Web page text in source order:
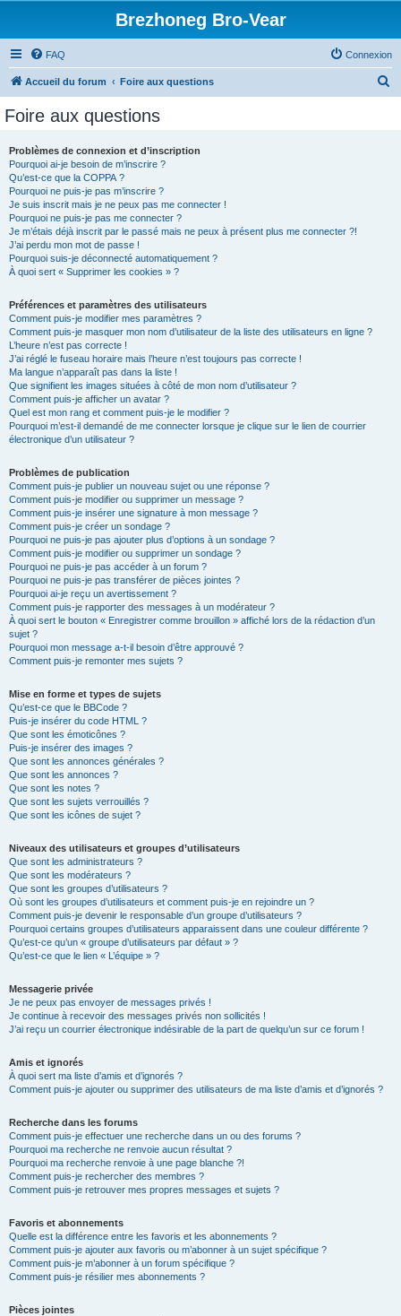
Brezhoneg Bro-Vear
FAQ Connexion
Accueil du forum Foire aux questions
Foire aux questions
Problèmes de connexion et d’inscription
Pourquoi ai-je besoin de m’inscrire ?
Qu’est-ce que la COPPA ?
Pourquoi ne puis-je pas m’inscrire ?
Je suis inscrit mais je ne peux pas me connecter !
Pourquoi ne puis-je pas me connecter ?
Je m’étais déjà inscrit par le passé mais ne peux à présent plus me connecter ?!
J’ai perdu mon mot de passe !
Pourquoi suis-je déconnecté automatiquement ?
À quoi sert « Supprimer les cookies » ?
Préférences et paramètres des utilisateurs
Comment puis-je modifier mes paramètres ?
Comment puis-je masquer mon nom d’utilisateur de la liste des utilisateurs en ligne ?
L’heure n’est pas correcte !
J’ai réglé le fuseau horaire mais l’heure n’est toujours pas correcte !
Ma langue n’apparaît pas dans la liste !
Que signifient les images situées à côté de mon nom d’utilisateur ?
Comment puis-je afficher un avatar ?
Quel est mon rang et comment puis-je le modifier ?
Pourquoi m’est-il demandé de me connecter lorsque je clique sur le lien de courrier
électronique d’un utilisateur ?
Problèmes de publication
Comment puis-je publier un nouveau sujet ou une réponse ?
Comment puis-je modifier ou supprimer un message ?
Comment puis-je insérer une signature à mon message ?
Comment puis-je créer un sondage ?
Pourquoi ne puis-je pas ajouter plus d’options à un sondage ?
Comment puis-je modifier ou supprimer un sondage ?
Pourquoi ne puis-je pas accéder à un forum ?
Pourquoi ne puis-je pas transférer de pièces jointes ?
Pourquoi ai-je reçu un avertissement ?
Comment puis-je rapporter des messages à un modérateur ?
À quoi sert le bouton « Enregistrer comme brouillon » affiché lors de la rédaction d’un
sujet ?
Pourquoi mon message a-t-il besoin d’être approuvé ?
Comment puis-je remonter mes sujets ?
Mise en forme et types de sujets
Qu’est-ce que le BBCode ?
Puis-je insérer du code HTML ?
Que sont les émoticônes ?
Puis-je insérer des images ?
Que sont les annonces générales ?
Que sont les annonces ?
Que sont les notes ?
Que sont les sujets verrouillés ?
Que sont les icônes de sujet ?
Niveaux des utilisateurs et groupes d’utilisateurs
Que sont les administrateurs ?
Que sont les modérateurs ?
Que sont les groupes d’utilisateurs ?
Où sont les groupes d’utilisateurs et comment puis-je en rejoindre un ?
Comment puis-je devenir le responsable d’un groupe d’utilisateurs ?
Pourquoi certains groupes d’utilisateurs apparaissent dans une couleur différente ?
Qu’est-ce qu’un « groupe d’utilisateurs par défaut » ?
Qu’est-ce que le lien « L’équipe » ?
Messagerie privée
Je ne peux pas envoyer de messages privés !
Je continue à recevoir des messages privés non sollicités !
J’ai reçu un courrier électronique indésirable de la part de quelqu’un sur ce forum !
Amis et ignorés
À quoi sert ma liste d’amis et d’ignorés ?
Comment puis-je ajouter ou supprimer des utilisateurs de ma liste d’amis et d’ignorés ?
Recherche dans les forums
Comment puis-je effectuer une recherche dans un ou des forums ?
Pourquoi ma recherche ne renvoie aucun résultat ?
Pourquoi ma recherche renvoie à une page blanche ?!
Comment puis-je rechercher des membres ?
Comment puis-je retrouver mes propres messages et sujets ?
Favoris et abonnements
Quelle est la différence entre les favoris et les abonnements ?
Comment puis-je ajouter aux favoris ou m’abonner à un sujet spécifique ?
Comment puis-je m’abonner à un forum spécifique ?
Comment puis-je résilier mes abonnements ?
Pièces jointes